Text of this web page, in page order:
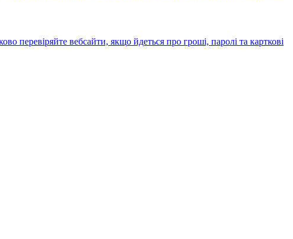
перевіряйте вебсайти, якщо йдеться про гроші, паролі та карткові